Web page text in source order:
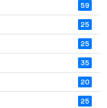
59
25
25
35
20
25